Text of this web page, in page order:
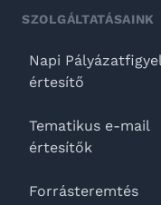
SZOLGÁLTATÁSAINK
Napi
értesítő
Tematikus e-mail
értesítők
Forrásteremtés